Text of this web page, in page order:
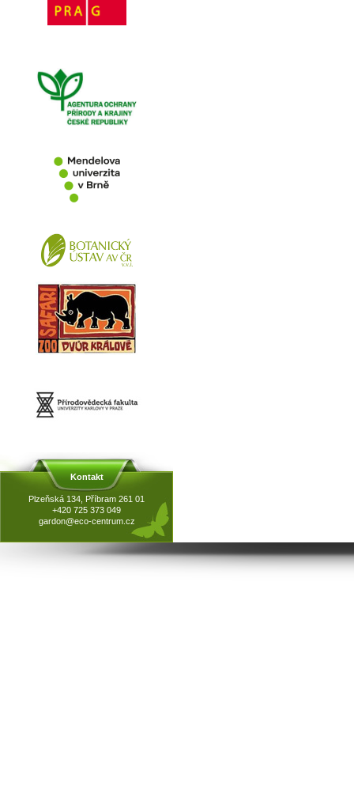
Kontakt
Plzeňská 134, Příbram 261 01
+420 725 373 049
gardon@eco-centrum.cz